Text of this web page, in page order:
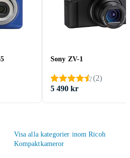
Sony ZV-1
(2)
5 490 kr
Visa alla kategorier inom Ricoh
Kompaktkameror